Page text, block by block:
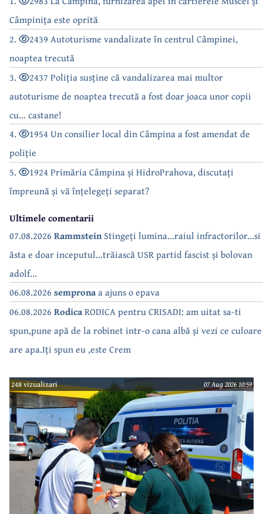
Câmpinița este oprită
2.
2439 Autoturisme vandalizate în centrul Câmpinei,
noaptea trecută
3.
2437 Poliția susține că vandalizarea mai multor
autoturisme de noaptea trecută a fost doar joaca unor copii
cu... castane!
4.
1954 Un consilier local din Câmpina a fost amendat de
poliție
5.
1924 Primăria Câmpina și HidroPrahova, discutați
împreună și vă înțelegeți separat?
Ultimele comentarii
07.08.2026 RammsteinStingeți lumina...raiul infractorilor...si
ăsta e doar inceputul...trăiască USR partid fascist și bolovan
adolf...
06.08.2026 sempronaa ajuns o epava
06.08.2026 RodicaRODICA pentru CRISADI: am uitat sa-ti
spun,pune apă de la robinet intr-o cana albă și vezi ce culoare
are apa.Iți spun eu ,este Crem
248 vizualizari 07 Aug 2026 10:59